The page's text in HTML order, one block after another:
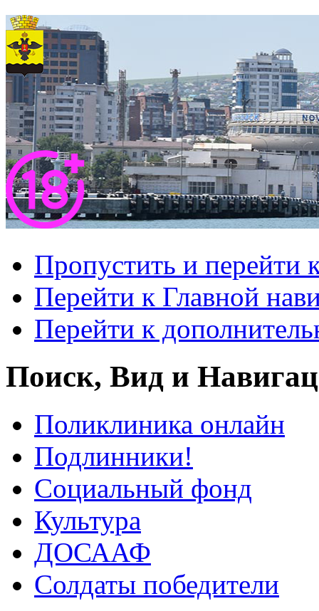
Пропустить и перейти
Перейти к Главной
Перейти к
Поиск, Вид и
Поликлиника онлайн
Подлинники!
Социальный фонд
Культура
ДОСААФ
Солдаты победители